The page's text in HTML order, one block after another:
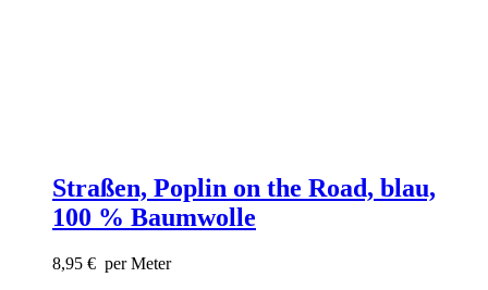
Straßen, Poplin on the Road, blau,
100 % Baumwolle
8,95 € per Meter